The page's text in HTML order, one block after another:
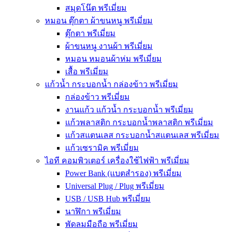
สมุดโน๊ต พรีเมี่ยม
หมอน ตุ๊กตา ผ้าขนหนู พรีเมี่ยม
ตุ๊กตา พรีเมี่ยม
ผ้าขนหนู งานผ้า พรีเมี่ยม
หมอน หมอนผ้าห่ม พรีเมี่ยม
เสื้อ พรีเมี่ยม
แก้วน้ำ กระบอกน้ำ กล่องข้าว พรีเมี่ยม
กล่องข้าว พรีเมี่ยม
งานแก้ว แก้วน้ำ กระบอกน้ำ พรีเมี่ยม
แก้วพลาสติก กระบอกน้ำพลาสติก พรีเมี่ยม
แก้วสแตนเลส กระบอกน้ำสแตนเลส พรีเมี่ยม
แก้วเซรามิค พรีเมี่ยม
ไอที คอมพิวเตอร์ เครื่องใช้ไฟฟ้า พรีเมี่ยม
Power Bank (แบตสำรอง) พรีเมี่ยม
Universal Plug / Plug พรีเมี่ยม
USB / USB Hub พรีเมี่ยม
นาฬิกา พรีเมี่ยม
พัดลมมือถือ พรีเมี่ยม